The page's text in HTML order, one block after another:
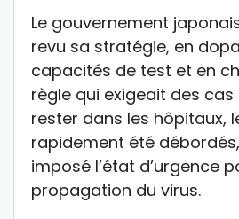
Le gouvernement
revu sa stratégie, en
capacités de test et en
règle qui exigeait des
rester dans les hôpitaux,
rapidement été
imposé l’état d’urgence
propagation du virus.